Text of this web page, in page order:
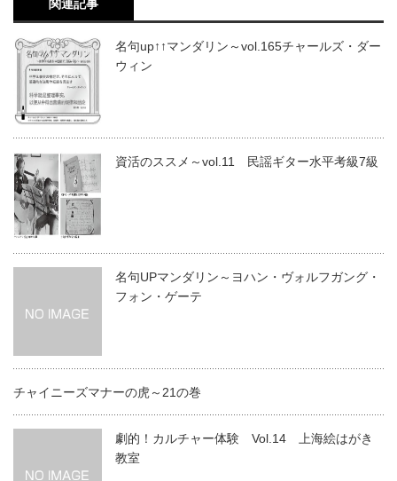
関連記事
名句up↑↑マンダリン～vol.165チャールズ・ダー
ウィン
資活のススメ～vol.11 民謡ギター水平考級7級
名句UPマンダリン～ヨハン・ヴォルフガング・
フォン・ゲーテ
チャイニーズマナーの虎～21の巻
劇的！カルチャー体験 Vol.14 上海絵はがき
教室